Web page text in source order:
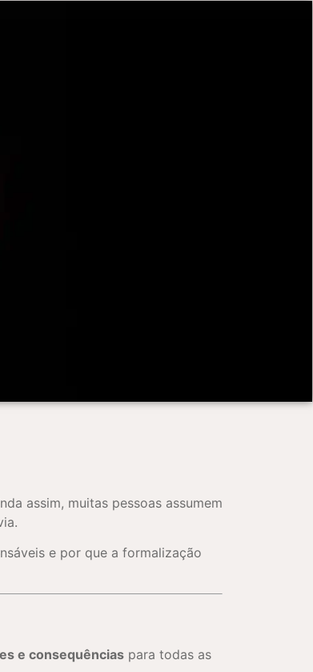
assim, muitas pessoas assumem
e por que a formalização
e consequências para todas as